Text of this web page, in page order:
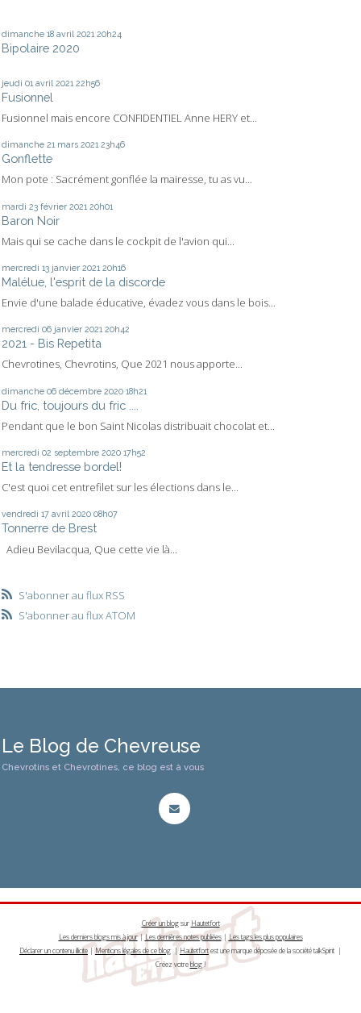
dimanche 18 avril 2021 20h24
Bipolaire 2020
jeudi 01 avril 2021 22h56
Fusionnel
Fusionnel mais encore CONFIDENTIEL Anne HERY et...
dimanche 21 mars 2021 23h46
Gonflette
Mon pote : Sacrément gonflée la mairesse, tu as vu...
mardi 23 février 2021 20h01
Baron Noir
Mais qui se cache dans le cockpit de l'avion qui...
mercredi 13 janvier 2021 20h16
Malélue, l'esprit de la discorde
Envie d'une balade éducative, évadez vous dans le bois...
mercredi 06 janvier 2021 20h42
2021 - Bis Repetita
Chevrotines, Chevrotins, Que 2021 nous apporte...
dimanche 06 décembre 2020 18h21
Du fric, toujours du fric ....
Pendant que le bon Saint Nicolas distribuait chocolat et...
mercredi 02 septembre 2020 17h52
Et la tendresse bordel!
C'est quoi cet entrefilet sur les élections dans le...
vendredi 17 avril 2020 08h07
Tonnerre de Brest
Adieu Bevilacqua, Que cette vie là...
S'abonner au flux RSS
S'abonner au flux ATOM
Le Blog de Chevreuse
Chevrotins et Chevrotines, ce blog est à vous
Créer un blogsur Hautetfort
Les derniers blogs mis à jour|Les dernières notes publiées| Les tags les plus populaires
Déclarer un contenu illicite| Mentions légales de ce blog |Hautetfortest une marque déposée de la société talkSpirit |
Créez votreblog!